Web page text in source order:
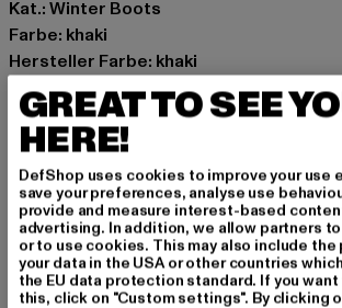
Kat.: Winter Boots
Farbe: khaki
Hersteller Farbe: khaki
Obermaterial: sonstiges Material
Innenfutter: sonstiges Material
Art.Nr: 1622501-00472
Hersteller: Buffalo Boots GmbH |
boots.com
Schanzenstraße 41 | 51063 Köln | DE
GREAT TO SEE
HERE!
DefShop uses cookies to improve your use
save your preferences, analyse use
provide and measure interest-based
advertising. In addition, we allow partners
or to use cookies. This may also include
your data in the USA or other countries
the EU data protection standard. If you
this, click on "Custom settings". By clicking